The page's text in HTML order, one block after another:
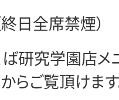
日全席禁煙）
ば研究学園店メ
らご覧頂けます